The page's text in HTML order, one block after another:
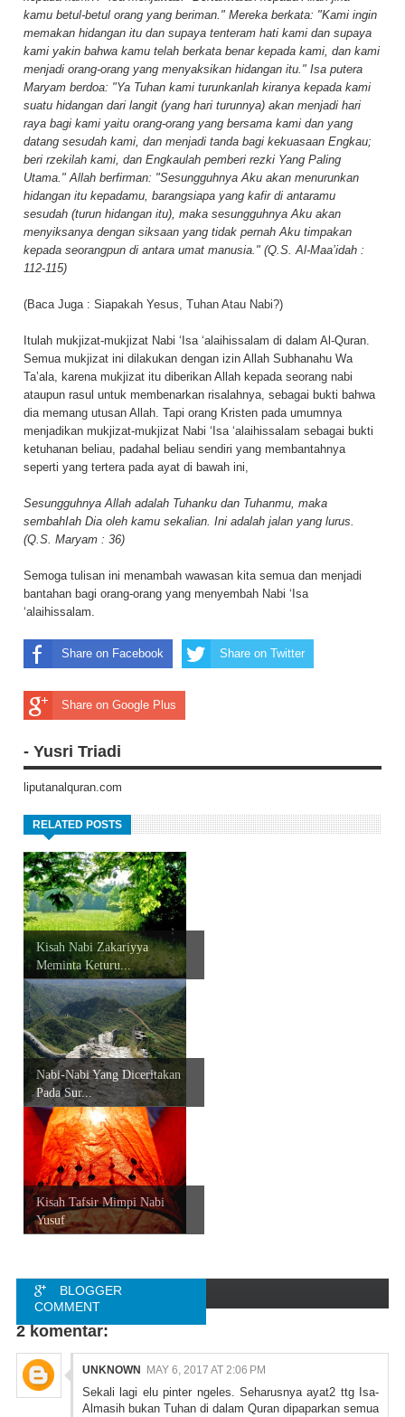
kamu betul-betul orang yang beriman." Mereka berkata: "Kami ingin
memakan hidangan itu dan supaya tenteram hati kami dan supaya
kami yakin bahwa kamu telah berkata benar kepada kami, dan kami
menjadi orang-orang yang menyaksikan hidangan itu." Isa putera
Maryam berdoa: "Ya Tuhan kami turunkanlah kiranya kepada kami
suatu hidangan dari langit (yang hari turunnya) akan menjadi hari
raya bagi kami yaitu orang-orang yang bersama kami dan yang
datang sesudah kami, dan menjadi tanda bagi kekuasaan Engkau;
beri rzekilah kami, dan Engkaulah pemberi rezki Yang Paling
Utama." Allah berfirman: "Sesungguhnya Aku akan menurunkan
hidangan itu kepadamu, barangsiapa yang kafir di antaramu
sesudah (turun hidangan itu), maka sesungguhnya Aku akan
menyiksanya dengan siksaan yang tidak pernah Aku timpakan
kepada seorangpun di antara umat manusia." (Q.S. Al-Maa’idah :
112-115)
(Baca Juga : Siapakah Yesus, Tuhan Atau Nabi?)
Itulah mukjizat-mukjizat Nabi ‘Isa ‘alaihissalam di dalam Al-Quran.
Semua mukjizat ini dilakukan dengan izin Allah Subhanahu Wa
Ta’ala, karena mukjizat itu diberikan Allah kepada seorang nabi
ataupun rasul untuk membenarkan risalahnya, sebagai bukti bahwa
dia memang utusan Allah. Tapi orang Kristen pada umumnya
menjadikan mukjizat-mukjizat Nabi ‘Isa ‘alaihissalam sebagai bukti
ketuhanan beliau, padahal beliau sendiri yang membantahnya
seperti yang tertera pada ayat di bawah ini,
Sesungguhnya Allah adalah Tuhanku dan Tuhanmu, maka
sembahIah Dia oleh kamu sekalian. Ini adalah jalan yang lurus.
(Q.S. Maryam : 36)
Semoga tulisan ini menambah wawasan kita semua dan menjadi
bantahan bagi orang-orang yang menyembah Nabi ‘Isa
‘alaihissalam.
Share on Facebook Share on Twitter
Share on Google Plus
- Yusri Triadi
liputanalquran.com
RELATED POSTS
Kisah Nabi Zakariyya
Meminta Keturu...
Nabi-Nabi Yang Diceritakan
Pada Sur...
Kisah Tafsir Mimpi Nabi
Yusuf
BLOGGER
COMMENT
2 komentar:
UNKNOWN MAY 6, 2017 AT 2:06 PM
Sekali lagi elu pinter ngeles. Seharusnya ayat2 ttg Isa-
Almasih bukan Tuhan di dalam Quran dipaparkan semua